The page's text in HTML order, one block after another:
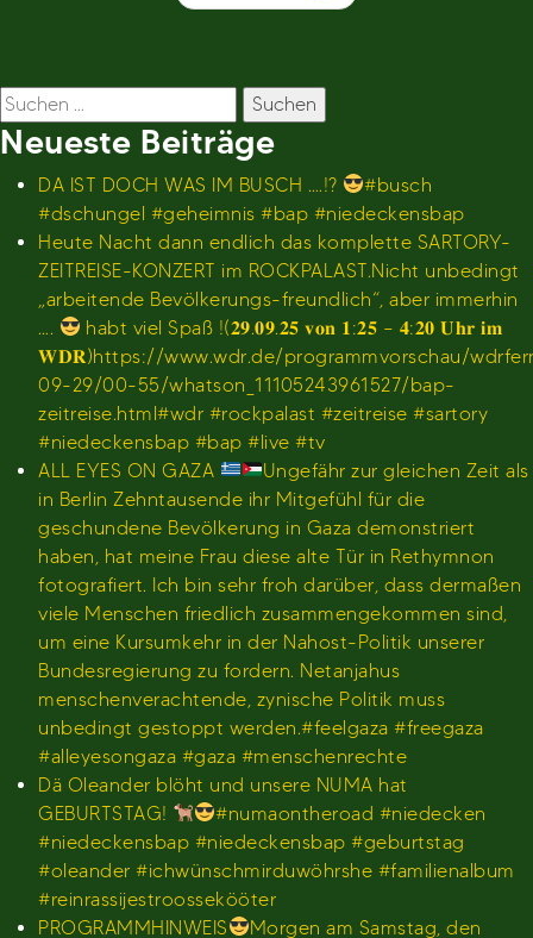
Suchen
nach:
Neueste Beiträge
DA IST DOCH WAS IM BUSCH ….!?
#busch
#dschungel #geheimnis #bap #niedeckensbap
Heute Nacht dann endlich das komplette SARTORY-
ZEITREISE-KONZERT im ROCKPALAST.Nicht unbedingt
„arbeitende Bevölkerungs-freundlich“, aber immerhin
….
habt viel Spaß !(𝟐𝟗.𝟎𝟗.𝟐𝟓 𝐯𝐨𝐧 𝟏:𝟐𝟓 – 𝟒:𝟐𝟎 𝐔𝐡𝐫 𝐢𝐦
𝐖𝐃𝐑)https://www.wdr.de/programmvorschau/
09-29/00-55/whatson_11105243961527/bap-
zeitreise.html#wdr #rockpalast #zeitreise #sartory
#niedeckensbap #bap #live #tv
ALL EYES ON GAZA
Ungefähr zur gleichen Zeit als
in Berlin Zehntausende ihr Mitgefühl für die
geschundene Bevölkerung in Gaza demonstriert
haben, hat meine Frau diese alte Tür in Rethymnon
fotografiert. Ich bin sehr froh darüber, dass dermaßen
viele Menschen friedlich zusammengekommen sind,
um eine Kursumkehr in der Nahost-Politik unserer
Bundesregierung zu fordern. Netanjahus
menschenverachtende, zynische Politik muss
unbedingt gestoppt werden.#feelgaza #freegaza
#alleyesongaza #gaza #menschenrechte
Dä Oleander blöht und unsere NUMA hat
GEBURTSTAG!
#numaontheroad #niedecken
#niedeckensbap #niedeckensbap #geburtstag
#oleander #ichwünschmirduwöhrshe #familienalbum
#reinrassijestroossekööter
PROGRAMMHINWEIS
Morgen am Samstag, den